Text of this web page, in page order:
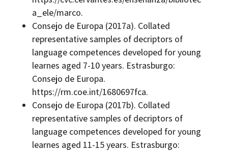
a_ele/marco.
Consejo de Europa (2017a). Collated
representative samples of decriptors of
language competences developed for young
learnes aged 7-10 years. Estrasburgo:
Consejo de Europa.
https://rm.coe.int/1680697fca.
Consejo de Europa (2017b). Collated
representative samples of decriptors of
language competences developed for young
learnes aged 11-15 years. Estrasburgo: